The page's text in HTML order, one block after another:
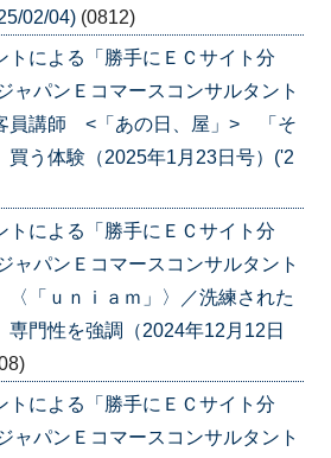
02/04) (0812)
トによる「勝手にＥＣサイト分
パンＥコマースコンサルタント
員講師 <「あの日、屋」> 「そ
買う体験（2025年1月23日号）('2
トによる「勝手にＥＣサイト分
パンＥコマースコンサルタント
「ｕｎｉａｍ」〉／洗練された
専門性を強調（2024年12月12日
トによる「勝手にＥＣサイト分
パンＥコマースコンサルタント